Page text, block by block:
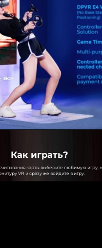
Как играть?
карты выберите любимую игру,
VR и сразу же войдите в игру.